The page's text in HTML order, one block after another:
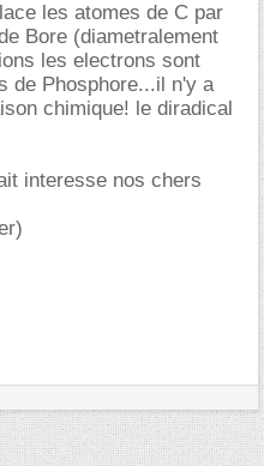
les atomes de C par
Bore (diametralement
les electrons sont
de Phosphore...il n'y a
chimique! le diradical
interesse nos chers